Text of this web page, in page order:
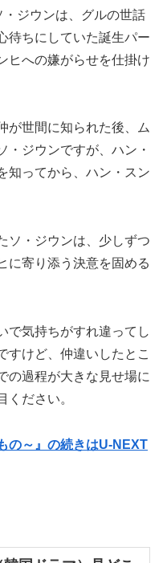
・ジウンは、グルの世話
待ちにしていた誕生パー
ヒへの嫌がらせを仕掛け
が世間に知られた後、ム
・ジウンですが、ハン・
知ってから、ハン・スン
ソ・ジウンは、少しずつ
に寄り添う決意を固める
で気持ちがすれ違ってし
すけど、仲違いしたとこ
の過程が大きな見せ場に
ください。
の～』の続きはU-NEXT